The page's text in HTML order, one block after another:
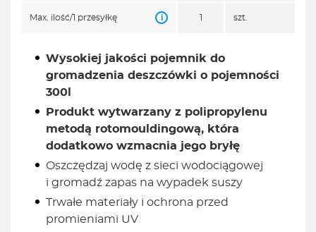
Max. ilość/1 przesyłkę i 1 szt.
Wysokiej jakości pojemnik do
gromadzenia deszczówki o pojemności
300l
Produkt wytwarzany z polipropylenu
metodą rotomouldingową, która
dodatkowo wzmacnia jego bryłę
Oszczędzaj wodę z sieci wodociągowej
i gromadź zapas na wypadek suszy
Trwałe materiały i ochrona przed
promieniami UV